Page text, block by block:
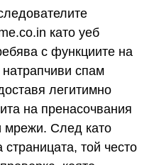
като уеб
с функциите на
спам
легитимно
на пренасочвания
мрежи. След като
той често